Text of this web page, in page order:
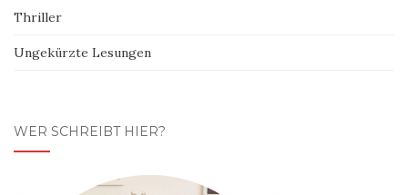
Thriller
Ungekürzte Lesungen
WER SCHREIBT HIER?